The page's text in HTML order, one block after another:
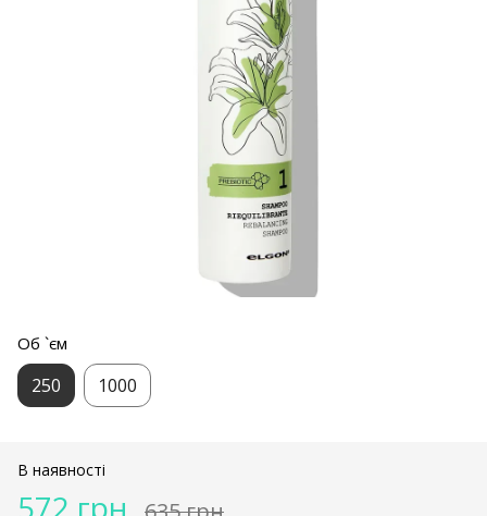
Об `єм
250 1000
В наявності
572 грн